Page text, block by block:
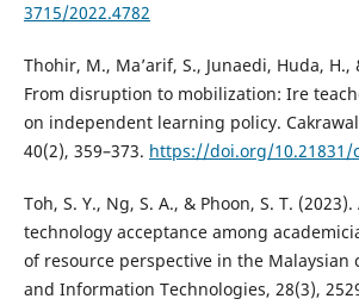
3715/2022.4782
Thohir, M., Ma’arif, S., Junaedi, Huda, H.,
From disruption to mobilization: Ire
on independent learning policy.
40(2), 359–373. https://doi.org/10.21831/
Toh, S. Y., Ng, S. A., & Phoon, S. T.
technology acceptance among
of resource perspective in the Malaysian
and Information Technologies, 28(3),